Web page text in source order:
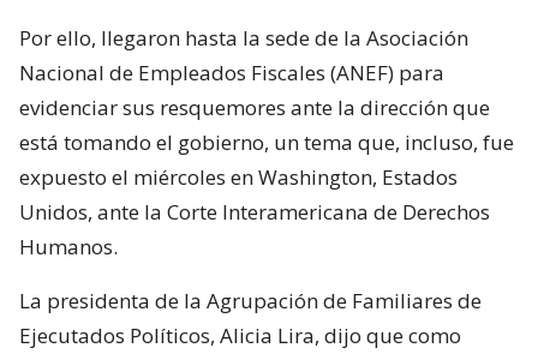
Por ello, llegaron hasta la sede de la Asociación
Nacional de Empleados Fiscales (ANEF) para
evidenciar sus resquemores ante la dirección que
está tomando el gobierno, un tema que, incluso, fue
expuesto el miércoles en Washington, Estados
Unidos, ante la Corte Interamericana de Derechos
Humanos.
La presidenta de la Agrupación de Familiares de
Ejecutados Políticos, Alicia Lira, dijo que como